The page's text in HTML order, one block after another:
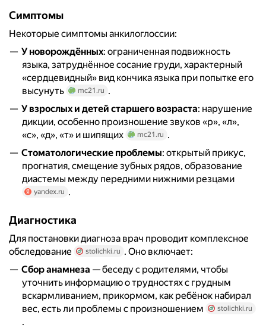
Симптомы
Некоторые симптомы анкилоглоссии:
У новорождённых: ограниченная подвижность
языка, затруднённое сосание груди, характерный
«сердцевидный» вид кончика языка при попытке его
высунуть
mc21.ru .
У взрослых и детей старшего возраста: нарушение
дикции, особенно произношение звуков «р», «л»,
«с», «д», «т» и шипящих
mc21.ru .
Стоматологические проблемы: открытый прикус,
прогнатия, смещение зубных рядов, образование
диастемы между передними нижними резцами
yandex.ru .
Диагностика
Для постановки диагноза врач проводит комплексное
обследование
stolichki.ru . Оно включает:
Сбор анамнеза — беседу с родителями, чтобы
уточнить информацию о трудностях с грудным
вскармливанием, прикормом, как ребёнок набирал
вес, есть ли проблемы с произношением
stolichki.ru
.